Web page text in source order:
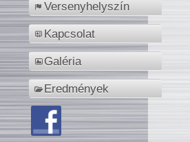
Versenyhelyszín
Kapcsolat
Galéria
Eredmények